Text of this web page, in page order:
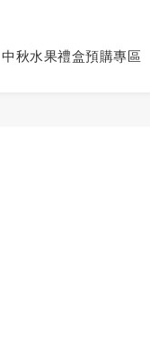
中秋水果禮盒預購專區